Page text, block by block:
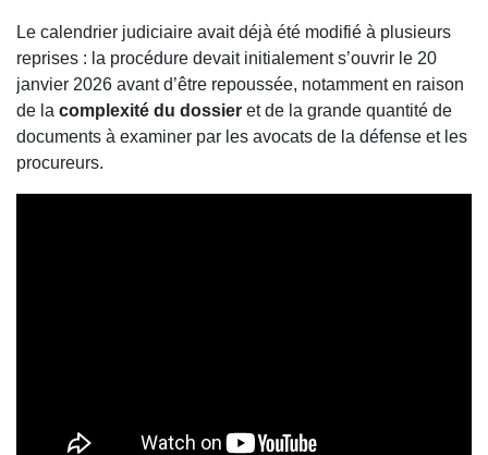
Le calendrier judiciaire avait déjà été modifié à plusieurs
reprises : la procédure devait initialement s’ouvrir le 20
janvier 2026 avant d’être repoussée, notamment en raison
de la complexité du dossier et de la grande quantité de
documents à examiner par les avocats de la défense et les
procureurs.